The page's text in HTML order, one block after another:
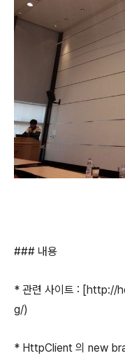
### 내용
* 관련 사이트 :
g/)
* HttpClient 의 new